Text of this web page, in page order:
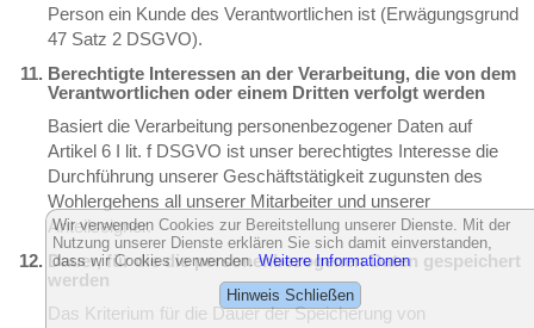
Person ein Kunde des Verantwortlichen ist (Erwägungsgrund
47 Satz 2 DSGVO).
Berechtigte Interessen an der Verarbeitung, die von dem
Verantwortlichen oder einem Dritten verfolgt werden
Basiert die Verarbeitung personenbezogener Daten auf
Artikel 6 I lit. f DSGVO ist unser berechtigtes Interesse die
Durchführung unserer Geschäftstätigkeit zugunsten des
Wohlergehens all unserer Mitarbeiter und unserer
Anteilseigner.
Dauer, für die die personenbezogenen Daten gespeichert
werden
Das Kriterium für die Dauer der Speicherung von
Wir verwenden Cookies zur Bereitstellung unserer Dienste. Mit der
Nutzung unserer Dienste erklären Sie sich damit einverstanden,
dass wir Cookies verwenden.Weitere Informationen
Hinweis Schließen